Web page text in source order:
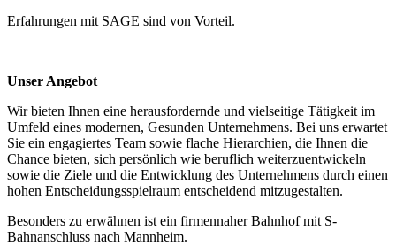
Erfahrungen mit SAGE sind von Vorteil.
Unser Angebot
Wir bieten Ihnen eine herausfordernde und vielseitige Tätigkeit im
Umfeld eines modernen, Gesunden Unternehmens. Bei uns erwartet
Sie ein engagiertes Team sowie flache Hierarchien, die Ihnen die
Chance bieten, sich persönlich wie beruflich weiterzuentwickeln
sowie die Ziele und die Entwicklung des Unternehmens durch einen
hohen Entscheidungsspielraum entscheidend mitzugestalten.
Besonders zu erwähnen ist ein firmennaher Bahnhof mit S-
Bahnanschluss nach Mannheim.